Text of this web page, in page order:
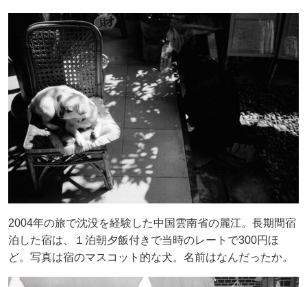
2004年の旅で沈没を経験した中国雲南省の麗江。長期間宿
泊した宿は、１泊朝夕飯付きで当時のレートで300円ほ
ど。写真は宿のマスコット的な犬。名前はなんだったか。